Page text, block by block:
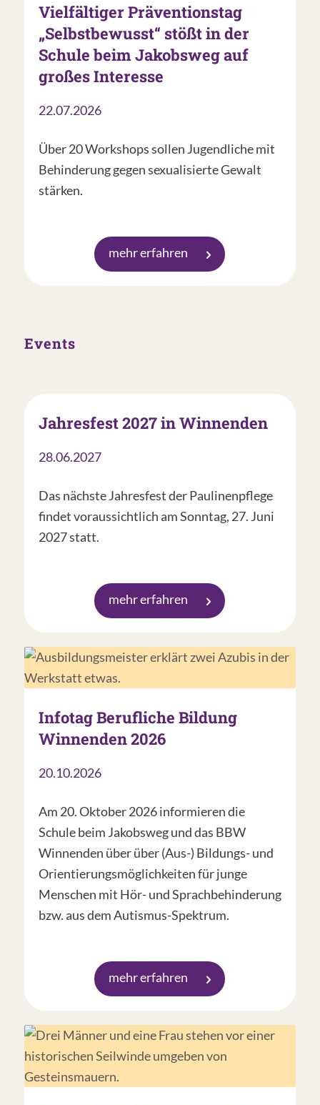
Vielfältiger Präventionstag
„Selbstbewusst“ stößt in der
Schule beim Jakobsweg auf
großes Interesse
22.07.2026
Über 20 Workshops sollen Jugendliche mit
Behinderung gegen sexualisierte Gewalt
stärken.
mehr erfahren
Events
Jahresfest 2027 in Winnenden
28.06.2027
Das nächste Jahresfest der Paulinenpflege
findet voraussichtlich am Sonntag, 27. Juni
2027 statt.
mehr erfahren
Infotag Berufliche Bildung
Winnenden 2026
20.10.2026
Am 20. Oktober 2026 informieren die
Schule beim Jakobsweg und das BBW
Winnenden über über (Aus-) Bildungs- und
Orientierungsmöglichkeiten für junge
Menschen mit Hör- und Sprachbehinderung
bzw. aus dem Autismus-Spektrum.
mehr erfahren